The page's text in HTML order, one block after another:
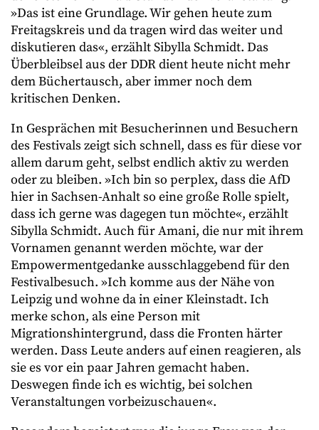
»Das ist eine Grundlage. Wir gehen heute zum
Freitagskreis und da tragen wird das weiter und
diskutieren das«, erzählt Sibylla Schmidt. Das
Überbleibsel aus der DDR dient heute nicht mehr
dem Büchertausch, aber immer noch dem
kritischen Denken.
In Gesprächen mit Besucherinnen und Besuchern
des Festivals zeigt sich schnell, dass es für diese vor
allem darum geht, selbst endlich aktiv zu werden
oder zu bleiben. »Ich bin so perplex, dass die AfD
hier in Sachsen-Anhalt so eine große Rolle spielt,
dass ich gerne was dagegen tun möchte«, erzählt
Sibylla Schmidt. Auch für Amani, die nur mit ihrem
Vornamen genannt werden möchte, war der
Empowermentgedanke ausschlaggebend für den
Festivalbesuch. »Ich komme aus der Nähe von
Leipzig und wohne da in einer Kleinstadt. Ich
merke schon, als eine Person mit
Migrationshintergrund, dass die Fronten härter
werden. Dass Leute anders auf einen reagieren, als
sie es vor ein paar Jahren gemacht haben.
Deswegen finde ich es wichtig, bei solchen
Veranstaltungen vorbeizuschauen«.